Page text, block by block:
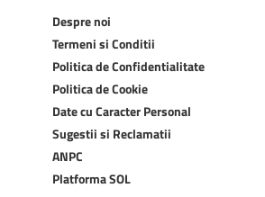
Despre noi
Termeni si Conditii
Politica de Confidentialitate
Politica de Cookie
Date cu Caracter Personal
Sugestii si Reclamatii
ANPC
Platforma SOL